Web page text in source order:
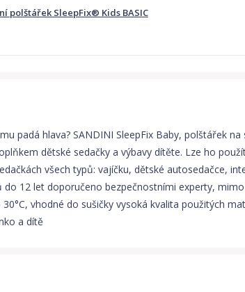
polštářek SleepFix® Kids BASIC
padá hlava? SANDINI SleepFix Baby, polštářek
dětské sedačky a výbavy dítěte. Lze ho
všech typů: vajíčku, dětské autosedačce,
12 let doporučeno bezpečnostními experty,
vhodné do sušičky vysoká kvalita použitých
a dítě